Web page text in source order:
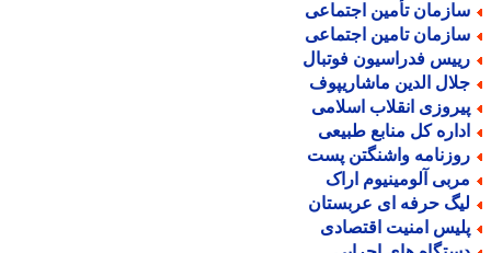
تأمین اجتماعی
تامین اجتماعی
فدراسیون فوتبال
الدین ماشاریپوف
انقلاب اسلامی
کل منابع طبیعی
واشنگتن پست
آلومینیوم اراک
حرفه ای عربستان
امنیت اقتصادی